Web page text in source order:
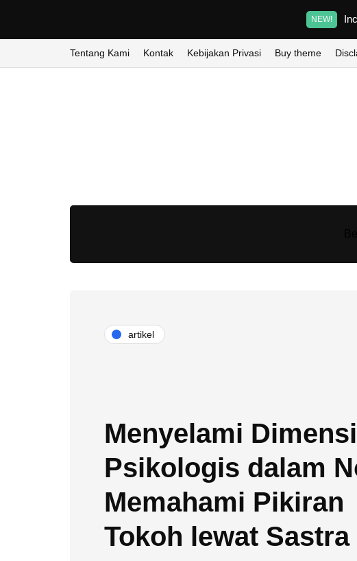
NEW!
Tentang Kami Kontak Kebijakan Privasi Buy theme
artikel
Menyelami Dimensi
Psikologis dalam
Memahami Pikiran
Tokoh lewat Sastra